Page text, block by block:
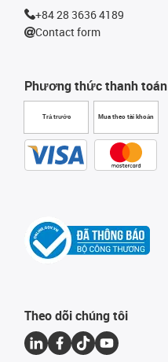
Phương thức thanh toán
Trả trước Mua theo tài khoản
+84 28 3636 4189
Contact form
Theo dõi chúng tôi